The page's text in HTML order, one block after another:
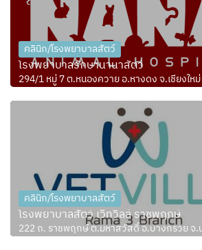
คลินิก/โรงพยาบาลสัตว์
โรงพยาบาลรักษานานาสัตว์
294/1 หมู่ 7 ต.หนองควาย อ.หางดง จ.เชียงให
คลินิก/โรงพยาบาลสัตว์
โรงพยาบาลสัตว์ เว็ทวิลล์ ราชพฤกษ์
222 ถ. ราชพฤกษ์ ต.มหาสวัสดิ์ อ.บางกรวย จ.